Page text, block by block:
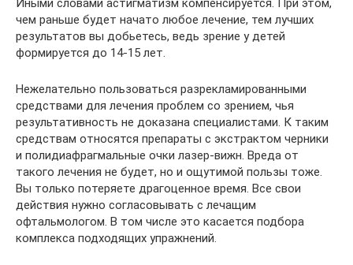
Иными словами астигматизм компенсируется. При этом,
чем раньше будет начато любое лечение, тем лучших
результатов вы добьетесь, ведь зрение у детей
формируется до 14-15 лет.
Нежелательно пользоваться разрекламированными
средствами для лечения проблем со зрением, чья
результативность не доказана специалистами. К таким
средствам относятся препараты с экстрактом черники
и полидиафрагмальные очки лазер-вижн. Вреда от
такого лечения не будет, но и ощутимой пользы тоже.
Вы только потеряете драгоценное время. Все свои
действия нужно согласовывать с лечащим
офтальмологом. В том числе это касается подбора
комплекса подходящих упражнений.